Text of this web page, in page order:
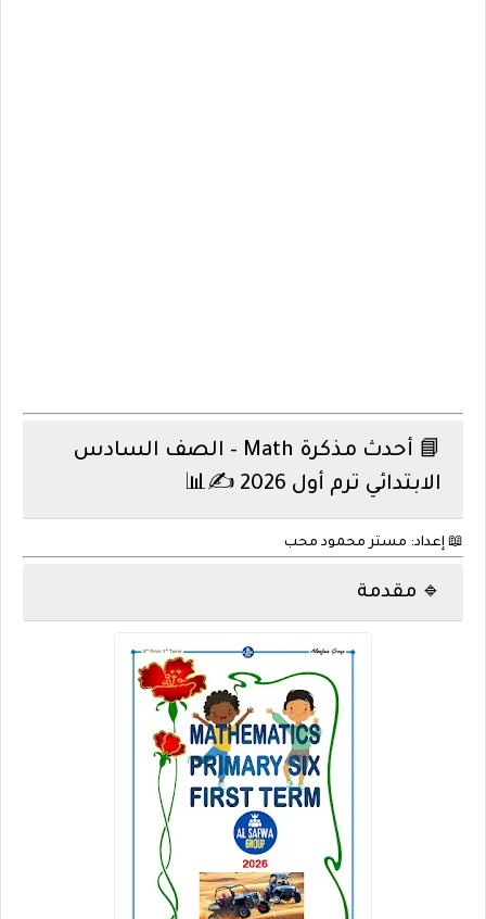
📘 أحدث مذكرة Math – الصف السادس
الابتدائي ترم أول 2026 ✍️📊
📖إعداد:مستر محمود محب
🔹 مقدمة